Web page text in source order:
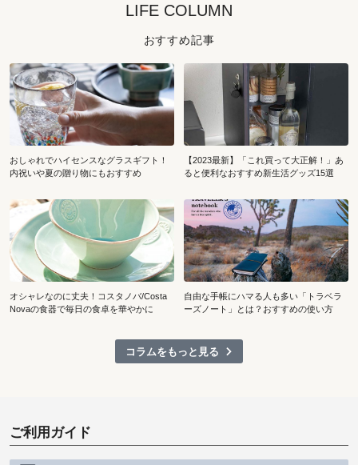
LIFE COLUMN
おすすめ記事
おしゃれでハイセンスなグラスギフト！
内祝いや夏の贈り物にもおすすめ
【2023最新】「これ買って大正解！」あ
ると便利なおすすめ新生活グッズ15選
オシャレなのに丈夫！コスタノバ/Costa
Novaの食器で毎日の食卓を華やかに
自由な手帳にハマる人も多い「トラベラ
ーズノート」とは？おすすめの使い方
コラムをもっと見る
ご利用ガイド